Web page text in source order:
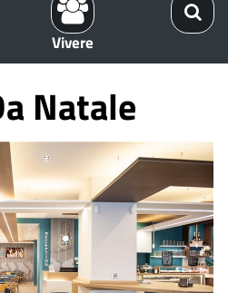
Vivere
Natale